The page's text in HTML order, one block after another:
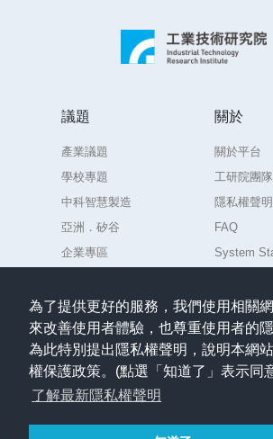
為了提供更好的服務，我們使用相關
來改善使用者體驗，也尊重使用者的隱
為此特別提出隱私權聲明，說明本網
權保護政策。(點選「知道了」表示同
了解最新隱私權聲明
議題
產業議題
學校專題
中科智慧製造
亞洲．矽谷
企業專區
關於
關於平台
工研院團隊
隱私權聲明
FAQ
System
聯絡
任何意見或問題請聯絡
admin.AIdea@itri.org.tw
繁體中文